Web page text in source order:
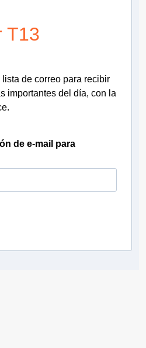
T13
lista de correo para recibir
importantes del día, con la
de e-mail para